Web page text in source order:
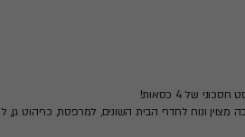
של 4 כסאות!
ונוח לחדרי הבית השונים, למרפסת, כריהוט גן,